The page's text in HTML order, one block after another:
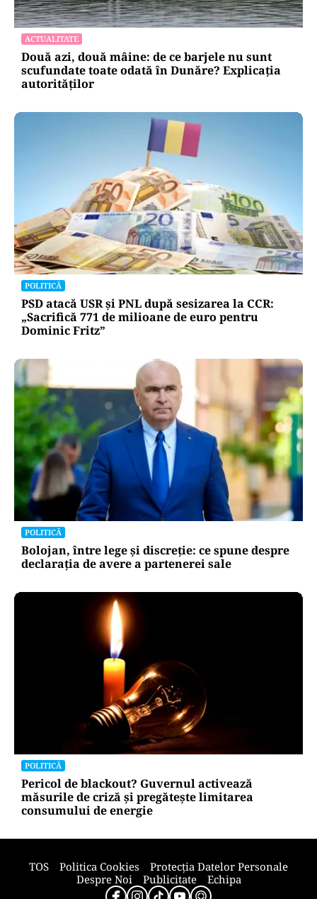
ACTUALITATE
Două azi, două mâine: de ce barjele nu sunt
scufundate toate odată în Dunăre? Explicația
autorităților
POLITICĂ
PSD atacă USR și PNL după sesizarea la CCR:
„Sacrifică 771 de milioane de euro pentru
Dominic Fritz”
POLITICĂ
Bolojan, între lege și discreție: ce spune despre
declarația de avere a partenerei sale
POLITICĂ
Pericol de blackout? Guvernul activează
măsurile de criză și pregătește limitarea
consumului de energie
TOS Politica Cookies
Protecția Datelor Personale
Despre Noi
Publicitate Echipa